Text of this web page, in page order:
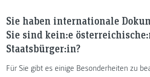
Sie haben internationale
Sie sind kein:e
Staatsbürger:in?
Für Sie gibt es einige Besonderheiten zu